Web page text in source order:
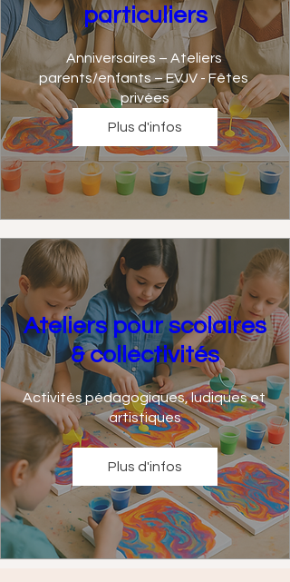
particuliers
Anniversaires – Ateliers
parents/enfants – EVJV - Fêtes
privées
Plus d'infos
Ateliers pour scolaires
& collectivités
Activités pédagogiques, ludiques et
artistiques
Plus d'infos